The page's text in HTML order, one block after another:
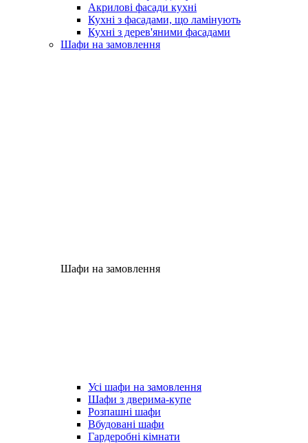
Акрилові фасади кухні
Кухні з фасадами, що ламінують
Кухні з дерев'яними фасадами
Шафи на замовлення
Шафи на замовлення
Усі шафи на замовлення
Шафи з дверима-купе
Розпашні шафи
Вбудовані шафи
Гардеробні кімнати